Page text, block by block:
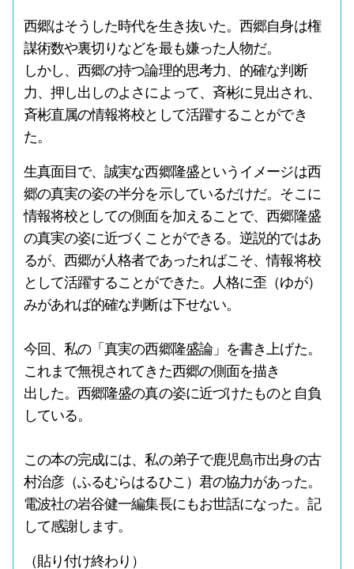
西郷はそうした時代を生き抜いた。西郷自身は権
謀術数や裏切りなどを最も嫌った人物だ。
しかし、西郷の持つ論理的思考力、的確な判断
力、押し出しのよさによって、斉彬に見出され、
斉彬直属の情報将校として活躍することができ
た。
生真面目で、誠実な西郷隆盛というイメージは西
郷の真実の姿の半分を示しているだけだ。そこに
情報将校としての側面を加えることで、西郷隆盛
の真実の姿に近づくことができる。逆説的ではあ
るが、西郷が人格者であったればこそ、情報将校
として活躍することができた。人格に歪（ゆが）
みがあれば的確な判断は下せない。
今回、私の「真実の西郷隆盛論」を書き上げた。
これまで無視されてきた西郷の側面を描き
出した。西郷隆盛の真の姿に近づけたものと自負
している。
この本の完成には、私の弟子で鹿児島市出身の古
村治彦（ふるむらはるひこ）君の協力があった。
電波社の岩谷健一編集長にもお世話になった。記
して感謝します。
（貼り付け終わり）